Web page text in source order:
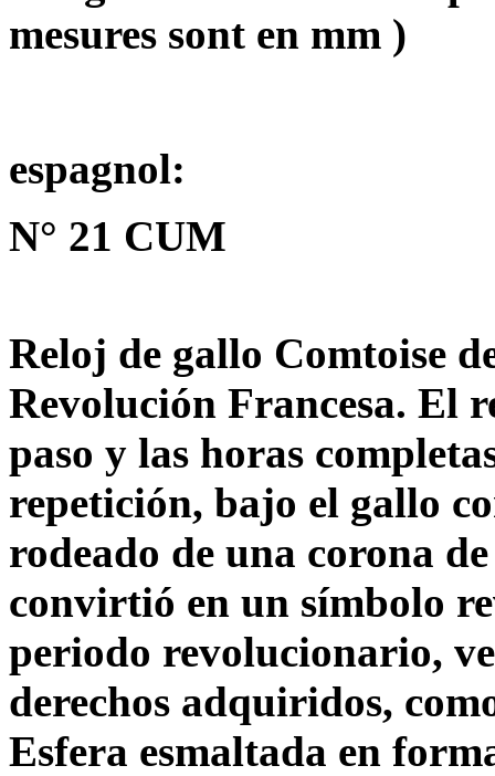
mesures sont en mm )
espagnol:
N° 21 CUM
Reloj de gallo Comtoise
Revolución Francesa. El
paso y las horas
repetición, bajo el gallo
rodeado de una corona
convirtió en un símbolo
periodo revolucionario,
derechos adquiridos,
Esfera esmaltada en